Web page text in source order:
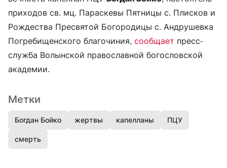
приходов св. мц. Параскевы Пятницы с. Плисков и
Рождества Пресвятой Богородицы с. Андрушевка
Погребищенского благочиния, сообщает пресс-
служба Волынской православной богословской
академии.
Метки
Богдан Бойко жертвы капелланы ПЦУ
смерть